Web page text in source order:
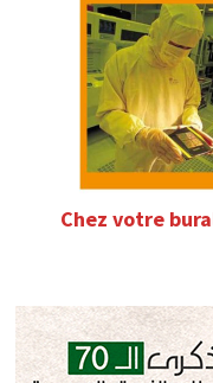
Chez votre